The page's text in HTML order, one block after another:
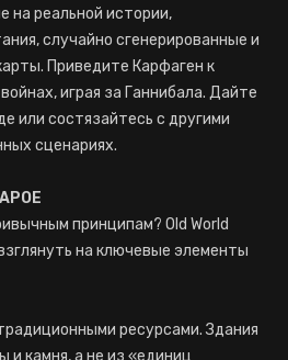
на реальной истории,
случайно сгенерированные и
Приведите Карфаген к
играя за Ганнибала. Дайте
или состязайтесь с другими
сценариях.
принципам? Old World
на ключевые элементы
ресурсами. Здания
и камня, а не из «единиц